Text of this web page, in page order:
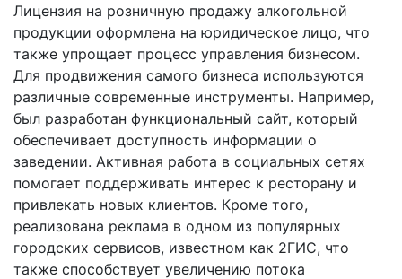
Лицензия на розничную продажу алкогольной
продукции оформлена на юридическое лицо, что
также упрощает процесс управления бизнесом.
Для продвижения самого бизнеса используются
различные современные инструменты. Например,
был разработан функциональный сайт, который
обеспечивает доступность информации о
заведении. Активная работа в социальных сетях
помогает поддерживать интерес к ресторану и
привлекать новых клиентов. Кроме того,
реализована реклама в одном из популярных
городских сервисов, известном как 2ГИС, что
также способствует увеличению потока